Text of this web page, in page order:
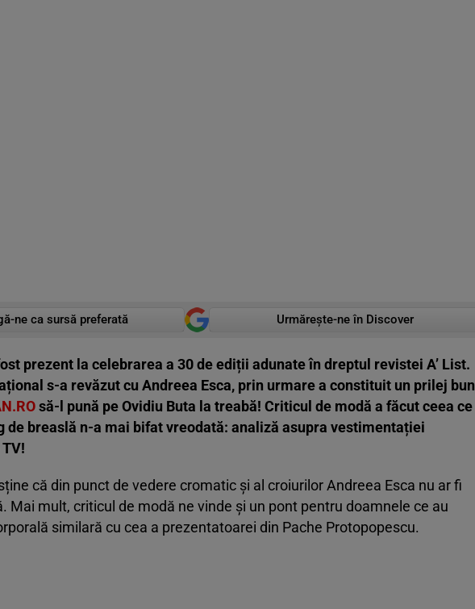
ne ca sursă preferată Urmărește-ne în Discover
prezent la celebrarea a 30 de ediții adunate în dreptul revistei A’ List.
s-a revăzut cu Andreea Esca, prin urmare a constituit un prilej bun
să-l pună pe Ovidiu Buta la treabă! Criticul de modă a făcut ceea ce
de breaslă n-a mai bifat vreodată: analiză asupra vestimentației
că din punct de vedere cromatic și al croiurilor Andreea Esca nu ar fi
Mai mult, criticul de modă ne vinde și un pont pentru doamnele ce au
similară cu cea a prezentatoarei din Pache Protopopescu.